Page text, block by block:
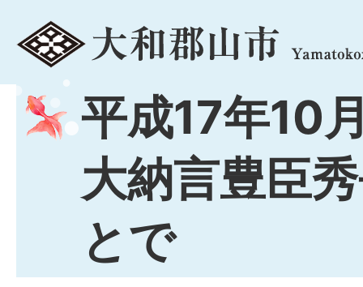
menu
平成17年10
大納言豊臣
とで